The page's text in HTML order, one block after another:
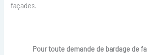
façades.
Pour toute demande de bardage de